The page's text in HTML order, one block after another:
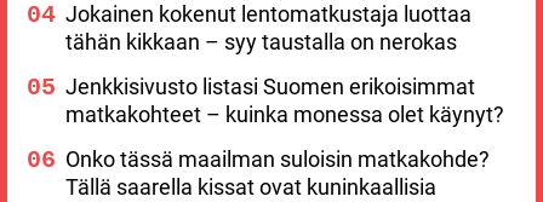
Jokainen kokenut lentomatkustaja luottaa
tähän kikkaan – syy taustalla on nerokas
Jenkkisivusto listasi Suomen erikoisimmat
matkakohteet – kuinka monessa olet käynyt?
Onko tässä maailman suloisin matkakohde?
Tällä saarella kissat ovat kuninkaallisia